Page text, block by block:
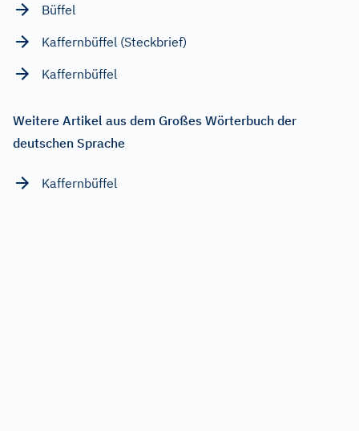
Büffel
Kaffernbüffel (Steckbrief)
Kaffernbüffel
Weitere Artikel aus dem Großes Wörterbuch der
deutschen Sprache
Kaffernbüffel